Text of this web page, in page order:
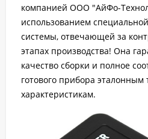
компанией ООО "АйФо-
использованием
системы, отвечающей за
этапах производства! Она
качество сборки и полное
готового прибора эталонным
характеристикам.